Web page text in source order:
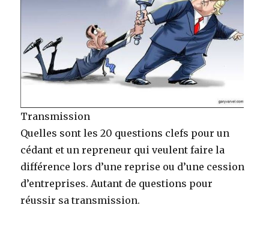
Transmission
Quelles sont les 20 questions clefs pour un
cédant et un repreneur qui veulent faire la
différence lors d’une reprise ou d’une cession
d’entreprises. Autant de questions pour
réussir sa transmission.